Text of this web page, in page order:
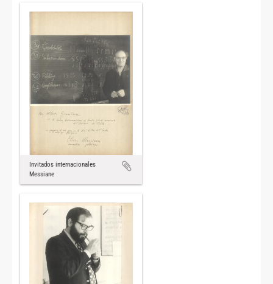
Invitados internacionales
Messiane